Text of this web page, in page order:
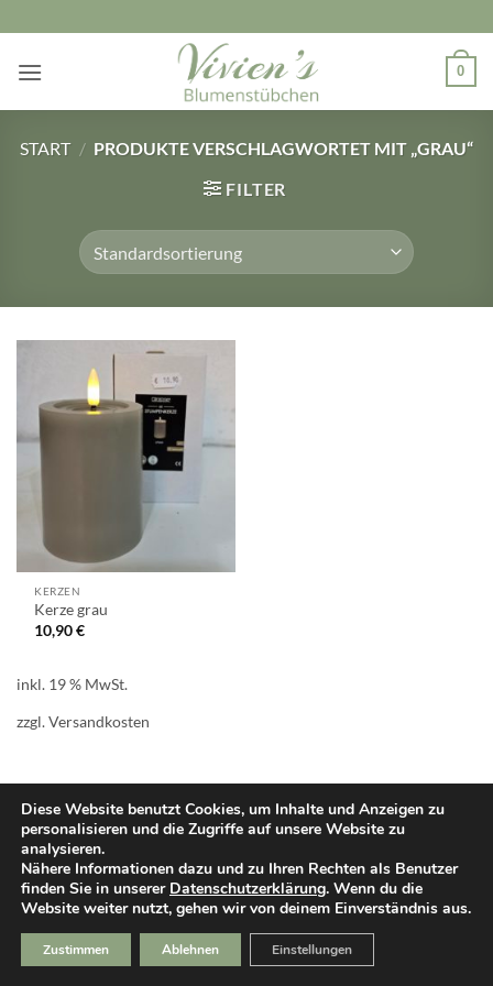
Inhalt
springen
0
START / PRODUKTE VERSCHLAGWORTET MIT „GRAU“
FILTER
KERZEN
Kerze grau
10,90€
inkl. 19 % MwSt.
zzgl.Versandkosten
PayPal
Cash
On
Delivery
Klarna Sepa
Diese Website benutzt Cookies, um Inhalte und Anzeigen zu
personalisieren und die Zugriffe auf unsere Website zu
analysieren.
Nähere Informationen dazu und zu Ihren Rechten als Benutzer
finden Sie in unserer Datenschutzerklärung. Wenn du die
Website weiter nutzt, gehen wir von deinem Einverständnis aus.
Zustimmen Ablehnen Einstellungen